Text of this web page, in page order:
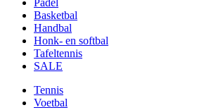
Padel
Basketbal
Handbal
Honk- en softbal
Tafeltennis
SALE
Tennis
Voetbal